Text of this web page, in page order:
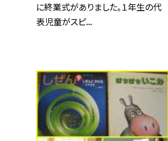
に終業式がありました。１年生の代
表児童がスピ...